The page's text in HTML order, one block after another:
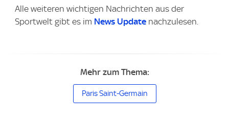
Alle weiteren wichtigen Nachrichten aus der
Sportwelt gibt es im News Update nachzulesen.
Mehr zum Thema:
Paris Saint-Germain